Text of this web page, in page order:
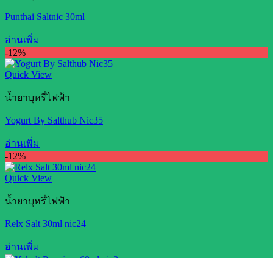
Punthai Saltnic 30ml
อ่านเพิ่ม
-12%
Quick View
น้ำยาบุหรี่ไฟฟ้า
Yogurt By Salthub Nic35
อ่านเพิ่ม
-12%
Quick View
น้ำยาบุหรี่ไฟฟ้า
Relx Salt 30ml nic24
อ่านเพิ่ม